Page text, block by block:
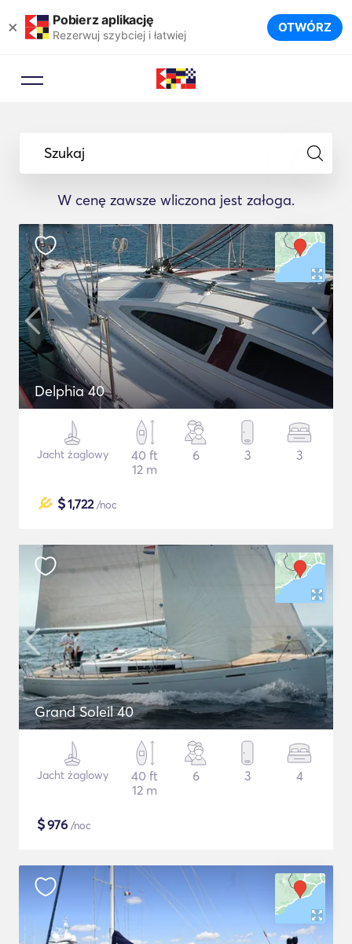
× Pobierz aplikację
Rezerwuj szybciej i łatwiej OTWÓRZ
Szukaj
W cenę zawsze wliczona jest załoga.
Delphia 40
Jacht żaglowy
40 ft
12 m
6 3 3
$1,722/noc
Grand Soleil 40
Jacht żaglowy
40 ft
12 m
6 3 4
$976 /noc